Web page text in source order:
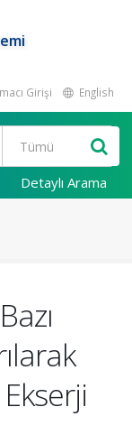
Girişi English
Detaylı Arama